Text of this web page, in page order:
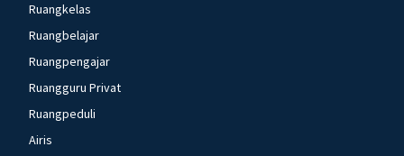
Ruangkelas
Ruangbelajar
Ruangpengajar
Ruangguru Privat
Ruangpeduli
Airis